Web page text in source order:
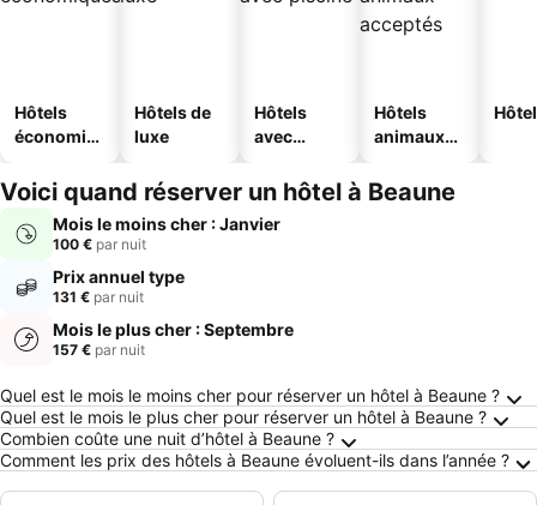
Hôtels
économiq
Hôtels de
luxe
Hôtels
avec
Hôtels
animaux
Voici quand réserver un hôtel à Beaune
Mois le moins cher : Janvier
100 € par nuit
Prix annuel type
131 € par nuit
Mois le plus cher : Septembre
157 € par nuit
Questions fréquemment posées au sujet de
Quel est le mois le moins cher pour réserver un hôtel à Beaune ?
Quel est le mois le plus cher pour réserver un hôtel à Beaune ?
Combien coûte une nuit d’hôtel à Beaune ?
Comment les prix des hôtels à Beaune évoluent-ils dans l’année ?